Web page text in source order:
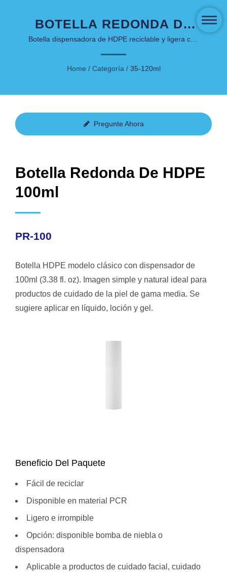
BOTELLA REDONDA DE
HDPE SOSTENIBLE DE
100 ML PARA
PRODUCTOS DE
CUIDADO DE LA PIEL DE
GAMA MEDIA.
Botella dispensadora de HDPE reciclable y ligera con
Home / Categoría / 35-120ml
Pregunte Ahora
Botella Redonda De HDPE
100ml
PR-100
Botella HDPE modelo clásico con dispensador de
100ml (3.38 fl. oz). Imagen simple y natural ideal para
productos de cuidado de la piel de gama media. Se
sugiere aplicar en líquido, loción y gel.
Beneficio Del Paquete
Fácil de reciclar
Disponible en material PCR
Ligero e irrompible
Opción: disponible bomba de niebla o
dispensadora
Aplicable a productos de cuidado facial, cuidado